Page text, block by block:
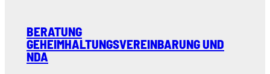
BERATUNG
GEHEIMHALTUNGSVEREINBARUNG UND
NDA